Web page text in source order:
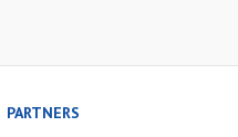
PARTNERS